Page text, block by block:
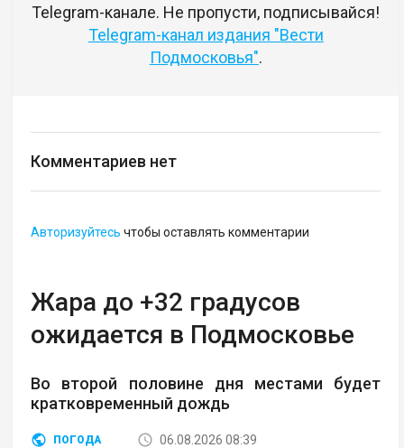
Telegram-канале. Не пропусти, подписывайся!
Telegram-канал издания "Вести
Подмосковья".
Комментариев нет
Авторизуйтесь чтобы оставлять комментарии
Жара до +32 градусов
ожидается в Подмосковье
Во второй половине дня местами будет
кратковременный дождь
ПОГОДА
06.08.2026 08:39